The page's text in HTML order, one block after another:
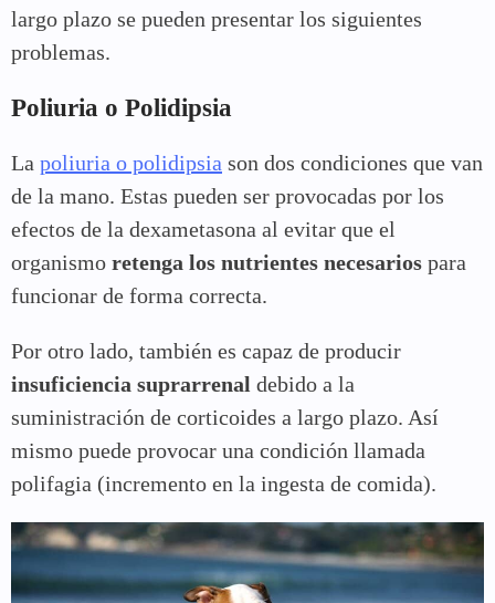
largo plazo se pueden presentar los siguientes
problemas.
Poliuria o Polidipsia
La poliuria o polidipsia son dos condiciones que van
de la mano. Estas pueden ser provocadas por los
efectos de la dexametasona al evitar que el
organismo retenga los nutrientes necesarios para
funcionar de forma correcta.
Por otro lado, también es capaz de producir
insuficiencia suprarrenal debido a la
suministración de corticoides a largo plazo. Así
mismo puede provocar una condición llamada
polifagia (incremento en la ingesta de comida).